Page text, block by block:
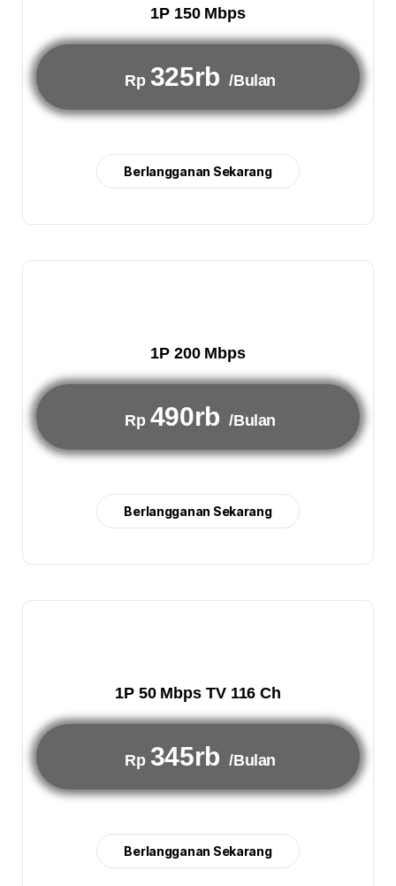
1P 150 Mbps
Rp 325rb /Bulan
Berlangganan Sekarang
1P 200 Mbps
Rp 490rb /Bulan
Berlangganan Sekarang
1P 50 Mbps TV 116 Ch
Rp 345rb /Bulan
Berlangganan Sekarang